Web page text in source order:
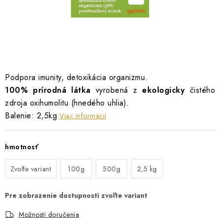
Podpora imunity, detoxikácia organizmu.
100% prírodná látka vyrobená z ekologicky čistého
zdroja oxihumolitu (hnedého uhlia).
Balenie: 2,5kg Viac informácií
hmotnosť
Zvoľte variant 100g 500g 2,5 kg
Možnosti doručenia